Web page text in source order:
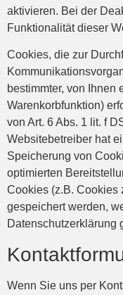
aktivieren. Bei der
Funktionalität dieser
Cookies, die zur
bestimmter, von Ihnen
Warenkorbfunktion)
von Art. 6 Abs. 1 lit. f
Websitebetreiber hat
Speicherung von
optimierten
Cookies (z.B. Cookies
gespeichert werden,
Datenschutzerklärung
Wenn Sie uns per